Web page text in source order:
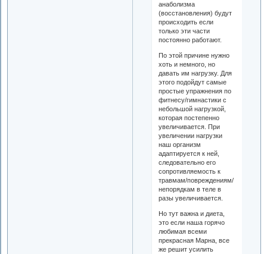
анаболизма
(восстановления) будут
происходить если
только эти части
постоянно работают.
По этой причине нужно
хоть и немного, но
давать им нагрузку. Для
этого подойдут самые
простые упражнения по
фитнесу/гимнастики с
небольшой нагрузкой,
которая постепенно
увеличивается. При
увеличении нагрузки
наш организм
адаптируется к ней,
следовательно его
сопротивляемость к
травмам/повреждениям/
непорядкам в теле в
разы увеличивается.
Но тут важна и диета,
это если наша горячо
любимая всеми
прекрасная Марна, все
же решит усилить